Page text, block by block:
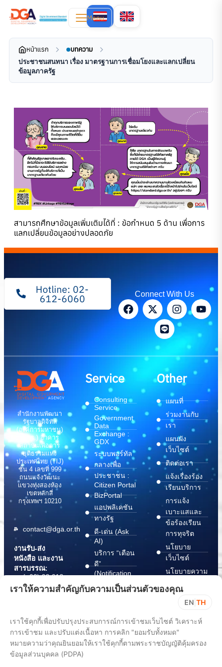
Menu
หน้าแรก บทความ
ประชาชนสนทนา เรื่อง มาตรฐานการเชื่อมโยงและแลกเปลี่ยน
ข้อมูลภาครัฐ
สามารถศึกษาข้อมูลเพิ่มเติมได้ที่ : ข้อกำหนด 5 ด้าน เพื่อการ
แลกเปลี่ยนข้อมูลอย่างปลอดภัย
Hotline: 02-
612-6060 Connect With Us
สำนักงานพัฒนา
รัฐบาลดิจิทัล
(องค์การมหาชน)
(สพร.) อาคาร
สถาบันเพื่อการ
ยุติธรรมแห่ง
ประเทศไทย (TIJ)
ชั้น 4 เลขที่ 999
ถนนแจ้งวัฒนะ
แขวงทุ่งสองห้อง
เขตหลักสี่
กรุงเทพฯ 10210
contact@dga.or.th
งานรับ-ส่ง
หนังสือ และงาน
สารบรรณ:
(+66) 02 612
6000
saraban@dga.or.th
Center:
(+66) 02 612
6060
Service
Consulting
Service
Government
Data
Exchange :
GDX
ระบบพอร์ทัล
กลางเพื่อ
ประชาชน :
Citizen Portal
BizPortal
แอปพลิเคชัน
ทางรัฐ
ดี-เด่น (Ask
AI)
บริการ “เตือน
ดี”
(Notification
บริการ
(Document
Wallet)
Other
แผนที่
ร่วมงานกับ
เรา
แผนผัง
เว็บไซต์
ติดต่อเรา
แจ้งเรื่องร้อง
เรียนบริการ
การแจ้ง
เบาะแสและ
ข้อร้องเรียน
การทุจริต
นโยบาย
เว็บไซต์
นโยบายความ
ปลอดภัย
สารสนเทศ
เราให้ความสำคัญกับความเป็นส่วนตัวของคุณ
EN TH
เราใช้คุกกี้เพื่อปรับปรุงประสบการณ์การเข้าชมเว็บไซต์ วิเคราะห์
การเข้าชม และปรับแต่งเนื้อหา การคลิก "ยอมรับทั้งหมด"
หมายความว่าคุณยินยอมให้เราใช้คุกกี้ตามพระราชบัญญัติคุ้มครอง
ข้อมูลส่วนบุคคล (PDPA)